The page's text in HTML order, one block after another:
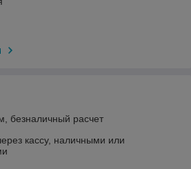
безналичный расчет
кассу, наличными или